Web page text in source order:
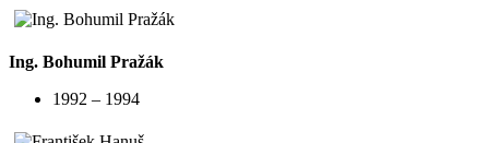
Ing. Bohumil Pražák
1992 – 1994